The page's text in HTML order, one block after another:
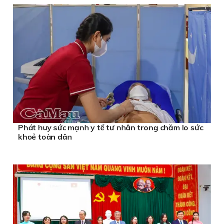
Phát huy sức mạnh y tế tư nhân trong chăm lo sức
khoẻ toàn dân